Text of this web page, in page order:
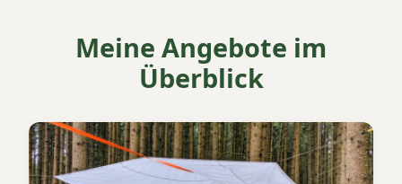
Meine Angebote im
Überblick